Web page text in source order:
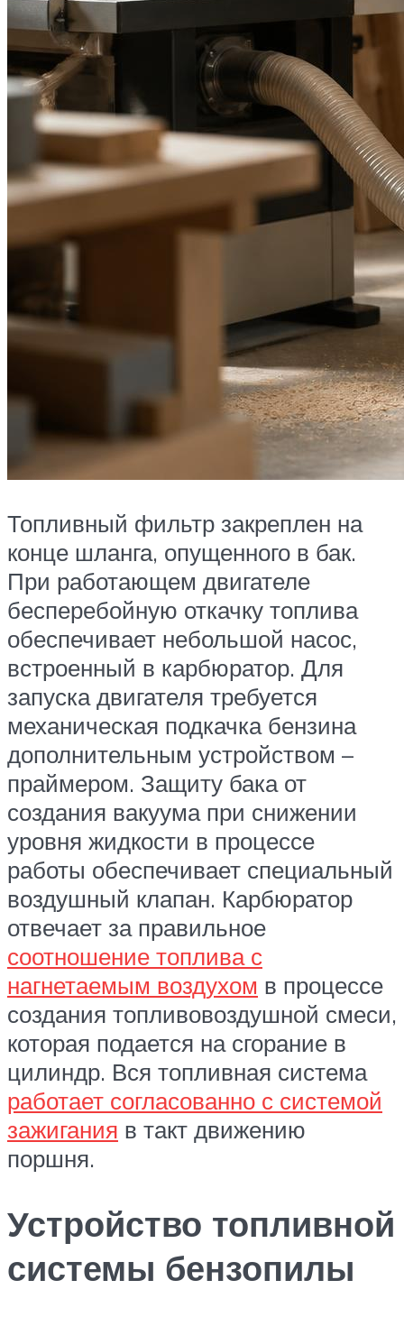
Топливный фильтр закреплен на
конце шланга, опущенного в бак.
При работающем двигателе
бесперебойную откачку топлива
обеспечивает небольшой насос,
встроенный в карбюратор. Для
запуска двигателя требуется
механическая подкачка бензина
дополнительным устройством –
праймером. Защиту бака от
создания вакуума при снижении
уровня жидкости в процессе
работы обеспечивает специальный
воздушный клапан. Карбюратор
отвечает за правильное
соотношение топлива с
нагнетаемым воздухом в процессе
создания топливовоздушной смеси,
которая подается на сгорание в
цилиндр. Вся топливная система
работает согласованно с системой
зажигания в такт движению
поршня.
Устройство топливной
системы бензопилы